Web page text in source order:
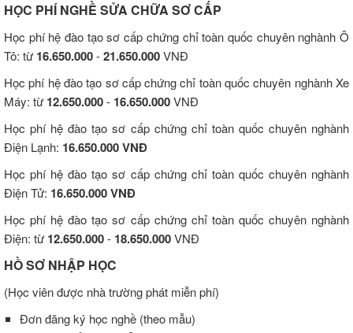
HỌC PHÍ NGHỀ SỬA CHỮA SƠ CẤP
Học phí hệ đào tạo sơ cấp chứng chỉ toàn quốc chuyên nghành Ô
Tô: từ 16.650.000-21.650.000VNĐ
Học phí hệ đào tạo sơ cấp chứng chỉ toàn quốc chuyên nghành Xe
Máy: từ 12.650.000- 16.650.000VNĐ
Học phí hệ đào tạo sơ cấp chứng chỉ toàn quốc chuyên nghành
Điện Lạnh: 16.650.000 VNĐ
Học phí hệ đào tạo sơ cấp chứng chỉ toàn quốc chuyên nghành
Điện Tử: 16.650.000 VNĐ
Học phí hệ đào tạo sơ cấp chứng chỉ toàn quốc chuyên nghành
Điện: từ 12.650.000- 18.650.000VNĐ
HỒ SƠ NHẬP HỌC
(Học viên được nhà trường phát miễn phí)
Đơn đăng ký học nghề (theo mẫu)